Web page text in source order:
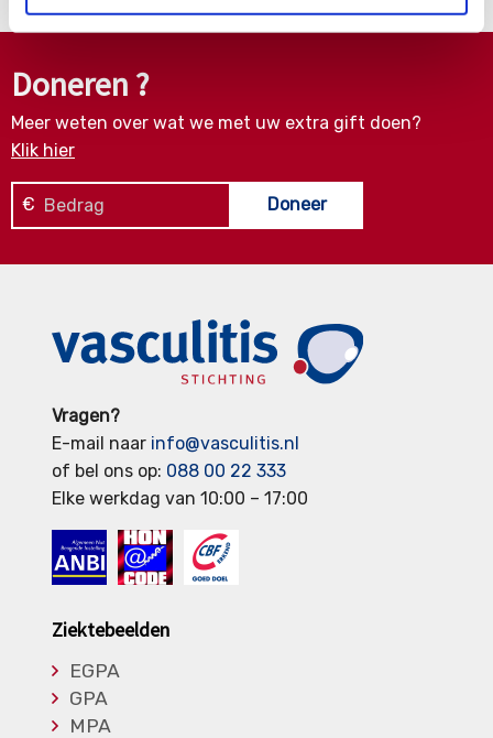
Doneren ?
Meer weten over wat we met uw extra gift doen?
Klik hier
€ Doneer
Vragen?
E-mail naar info@vasculitis.nl
of bel ons op: 088 00 22 333
Elke werkdag van 10:00 – 17:00
Ziektebeelden
EGPA
GPA
MPA